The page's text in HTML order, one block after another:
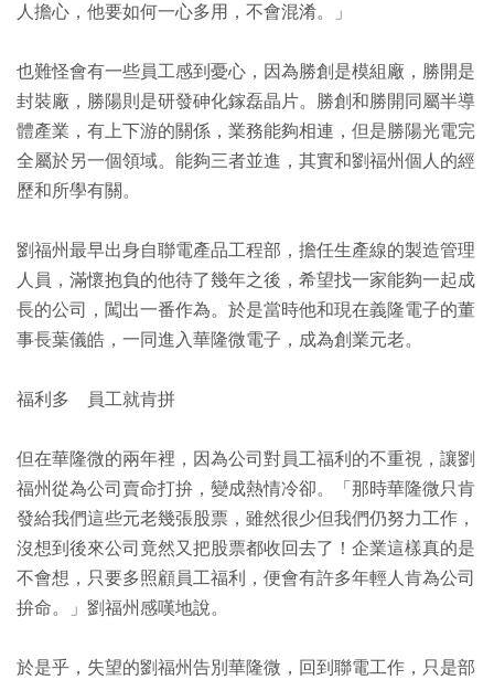
人擔心，他要如何一心多用，不會混淆。」
也難怪會有一些員工感到憂心，因為勝創是模組廠，勝開是
封裝廠，勝陽則是研發砷化鎵磊晶片。勝創和勝開同屬半導
體產業，有上下游的關係，業務能夠相連，但是勝陽光電完
全屬於另一個領域。能夠三者並進，其實和劉福州個人的經
歷和所學有關。
劉福州最早出身自聯電產品工程部，擔任生產線的製造管理
人員，滿懷抱負的他待了幾年之後，希望找一家能夠一起成
長的公司，闖出一番作為。於是當時他和現在義隆電子的董
事長葉儀皓，一同進入華隆微電子，成為創業元老。
福利多 員工就肯拼
但在華隆微的兩年裡，因為公司對員工福利的不重視，讓劉
福州從為公司賣命打拚，變成熱情冷卻。「那時華隆微只肯
發給我們這些元老幾張股票，雖然很少但我們仍努力工作，
沒想到後來公司竟然又把股票都收回去了！企業這樣真的是
不會想，只要多照顧員工福利，便會有許多年輕人肯為公司
拚命。」劉福州感嘆地說。
於是乎，失望的劉福州告別華隆微，回到聯電工作，只是部